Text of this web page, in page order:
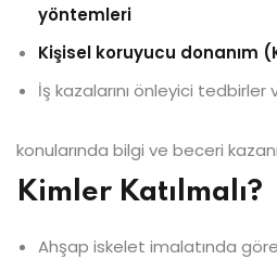
yöntemleri
Kişisel koruyucu donanım
İş kazalarını önleyici tedbirler
konularında bilgi ve beceri
Kimler Katılmalı?
Ahşap iskelet imalatında